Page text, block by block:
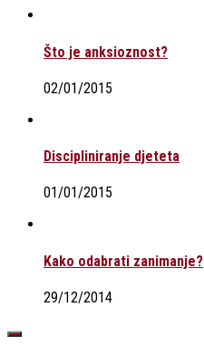
Što je anksioznost?
02/01/2015
Discipliniranje djeteta
01/01/2015
Kako odabrati zanimanje?
29/12/2014